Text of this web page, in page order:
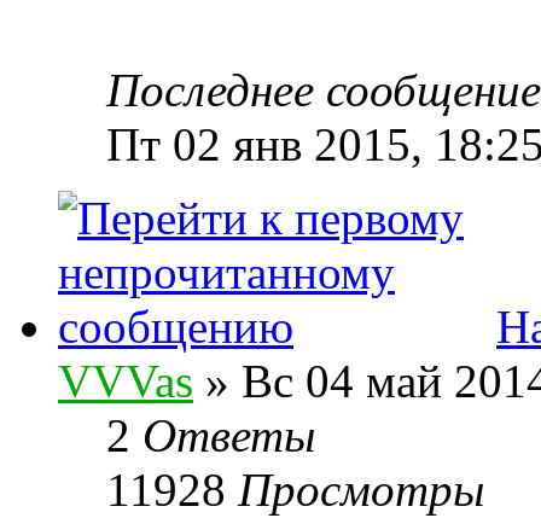
Последнее
Пт 02 янв 2015,
VVVas » Вс 04 май
2 Ответы
11928 Просмотры